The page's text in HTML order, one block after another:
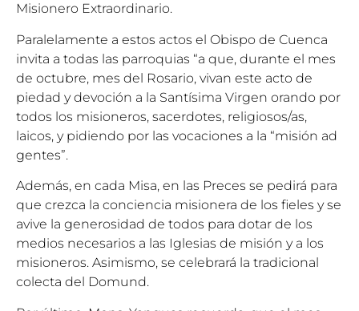
Misionero Extraordinario.
Paralelamente a estos actos el Obispo de Cuenca
invita a todas las parroquias “a que, durante el mes
de octubre, mes del Rosario, vivan este acto de
piedad y devoción a la Santísima Virgen orando por
todos los misioneros, sacerdotes, religiosos/as,
laicos, y pidiendo por las vocaciones a la “misión ad
gentes”.
Además, en cada Misa, en las Preces se pedirá para
que crezca la conciencia misionera de los fieles y se
avive la generosidad de todos para dotar de los
medios necesarios a las Iglesias de misión y a los
misioneros. Asimismo, se celebrará la tradicional
colecta del Domund.